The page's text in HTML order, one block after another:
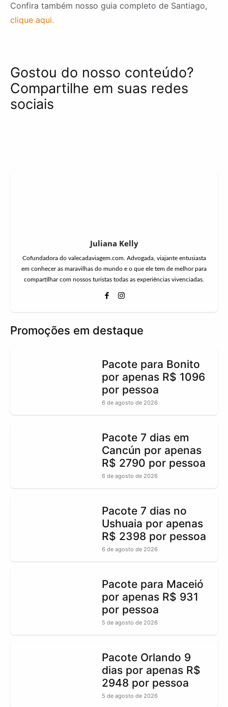
Confira também nosso guia completo de Santiago,
clique aqui.
Gostou do nosso conteúdo?
Compartilhe em suas redes
sociais
Juliana Kelly
Cofundadora do valecadaviagem.com. Advogada, viajante entusiasta
em conhecer as maravilhas do mundo e o que ele tem de melhor para
compartilhar com nossos turistas todas as experiências vivenciadas.
Promoções em destaque
Pacote para Bonito
por apenas R$ 1096
por pessoa
6 de agosto de 2026
Pacote 7 dias em
Cancún por apenas
R$ 2790 por pessoa
6 de agosto de 2026
Pacote 7 dias no
Ushuaia por apenas
R$ 2398 por pessoa
6 de agosto de 2026
Pacote para Maceió
por apenas R$ 931
por pessoa
5 de agosto de 2026
Pacote Orlando 9
dias por apenas R$
2948 por pessoa
5 de agosto de 2026